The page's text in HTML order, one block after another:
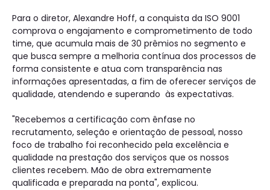
Para o diretor, Alexandre Hoff, a conquista da ISO 9001
comprova o engajamento e comprometimento de todo
time, que acumula mais de 30 prêmios no segmento e
que busca sempre a melhoria contínua dos processos de
forma consistente e atua com transparência nas
informações apresentadas, a fim de oferecer serviços de
qualidade, atendendo e superando às expectativas.
"Recebemos a certificação com ênfase no
recrutamento, seleção e orientação de pessoal, nosso
foco de trabalho foi reconhecido pela excelência e
qualidade na prestação dos serviços que os nossos
clientes recebem. Mão de obra extremamente
qualificada e preparada na ponta", explicou.